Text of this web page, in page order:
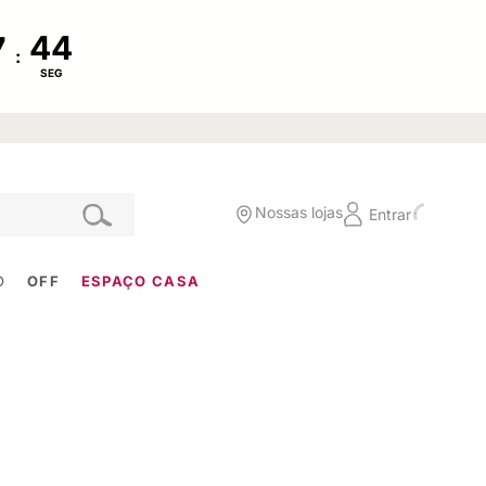
:
SEG
Nossas lojas Entrar
OFF ESPAÇO CASA